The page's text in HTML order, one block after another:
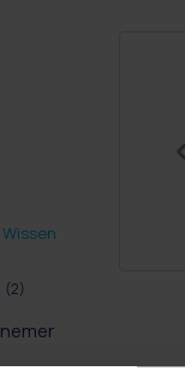
Wissen
(2)